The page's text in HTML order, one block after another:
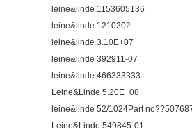
leine&linde 1153605136
leine&linde 1210202
leine&linde 3.10E+07
leine&linde 392911-07
leine&linde 466333333
Leine&Linde 5.20E+08
leine&linde 52/1024Part
Leine&Linde 549845-01